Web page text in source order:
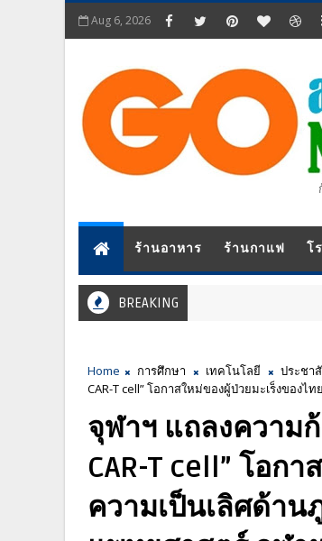
Aug 6, 2026
ร้านอาหาร ร้านกาแฟ โ
BREAKING
Home การศึกษา เทคโนโลยี ประชา
CAR-T cell” โอกาสใหม่ของผู้ป่วยมะเร็งขอ
จุฬาฯ แถลงความ
CAR-T cell” โอก
ความเป็นเลิศด้า